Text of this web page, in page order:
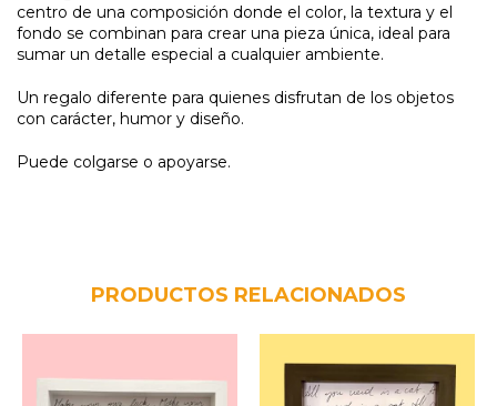
centro de una composición donde el color, la textura y el
fondo se combinan para crear una pieza única, ideal para
sumar un detalle especial a cualquier ambiente.
Un regalo diferente para quienes disfrutan de los objetos
con carácter, humor y diseño.
Puede colgarse o apoyarse.
PRODUCTOS RELACIONADOS